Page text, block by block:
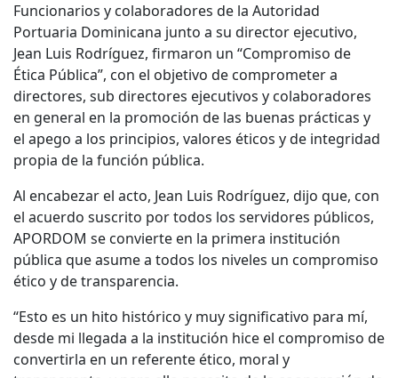
Funcionarios y colaboradores de la Autoridad
Portuaria Dominicana junto a su director ejecutivo,
Jean Luis Rodríguez, firmaron un “Compromiso de
Ética Pública”, con el objetivo de comprometer a
directores, sub directores ejecutivos y colaboradores
en general en la promoción de las buenas prácticas y
el apego a los principios, valores éticos y de integridad
propia de la función pública.
Al encabezar el acto, Jean Luis Rodríguez, dijo que, con
el acuerdo suscrito por todos los servidores públicos,
APORDOM se convierte en la primera institución
pública que asume a todos los niveles un compromiso
ético y de transparencia.
“Esto es un hito histórico y muy significativo para mí,
desde mi llegada a la institución hice el compromiso de
convertirla en un referente ético, moral y